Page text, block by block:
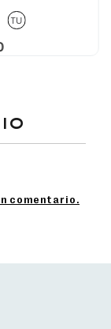
TU
comentario.